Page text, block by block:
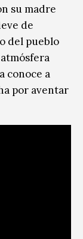
su madre
de
del pueblo
conoce a
por aventar